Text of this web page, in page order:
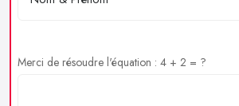
Merci de résoudre l'équation : 4 + 2 = ?